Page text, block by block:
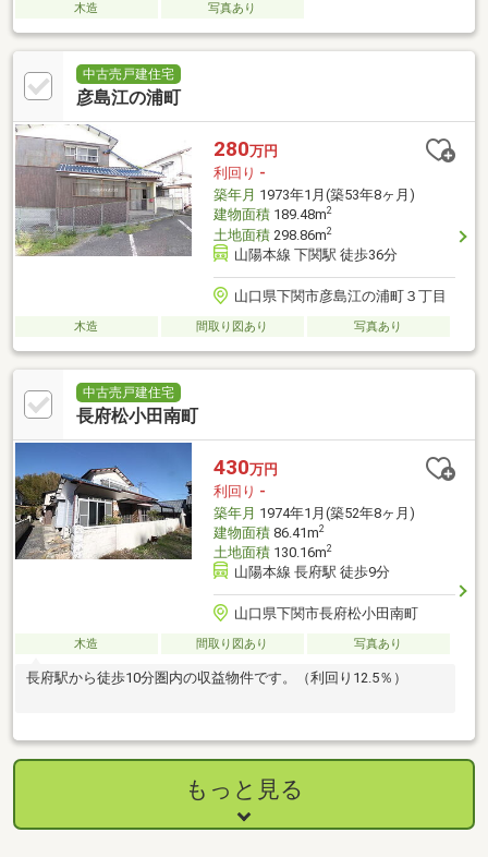
木造 写真あり
中古売戸建住宅
彦島江の浦町
280万円
利回り -
築年月 1973年1月(築53年8ヶ月)
建物面積189.48m2
土地面積298.86m2
山陽本線 下関駅 徒歩36分
山口県下関市彦島江の浦町３丁目
木造 間取り図あり 写真あり
中古売戸建住宅
長府松小田南町
430万円
利回り -
築年月 1974年1月(築52年8ヶ月)
建物面積86.41m2
土地面積130.16m2
山陽本線 長府駅 徒歩9分
山口県下関市長府松小田南町
木造 間取り図あり 写真あり
長府駅から徒歩10分圏内の収益物件です。（利回り12.5％）
もっと見る